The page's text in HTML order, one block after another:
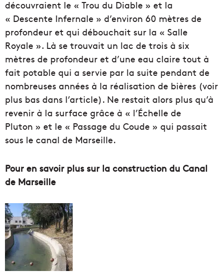
découvraient le « Trou du Diable » et la
« Descente Infernale » d’environ 60 mètres de
profondeur et qui débouchait sur la « Salle
Royale ». Là se trouvait un lac de trois à six
mètres de profondeur et d’une eau claire tout à
fait potable qui a servie par la suite pendant de
nombreuses années à la réalisation de bières (voir
plus bas dans l’article). Ne restait alors plus qu’à
revenir à la surface grâce à « l’Échelle de
Pluton » et le « Passage du Coude » qui passait
sous le canal de Marseille.
Pour en savoir plus sur la construction du Canal
de Marseille